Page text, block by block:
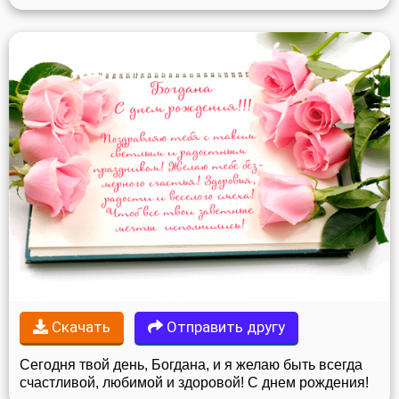
Скачать Отправить другу
Сегодня твой день, Богдана, и я желаю быть всегда
счастливой, любимой и здоровой! С днем рождения!